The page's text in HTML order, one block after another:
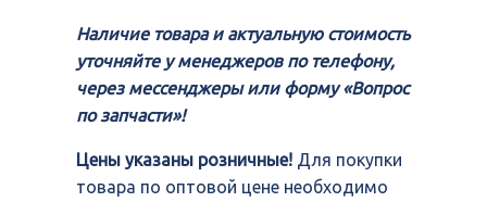
Наличие товара и актуальную стоимость
уточняйте у менеджеров по телефону,
через мессенджеры или форму «Вопрос
по запчасти»!
Цены указаны розничные! Для покупки
товара по оптовой цене необходимо